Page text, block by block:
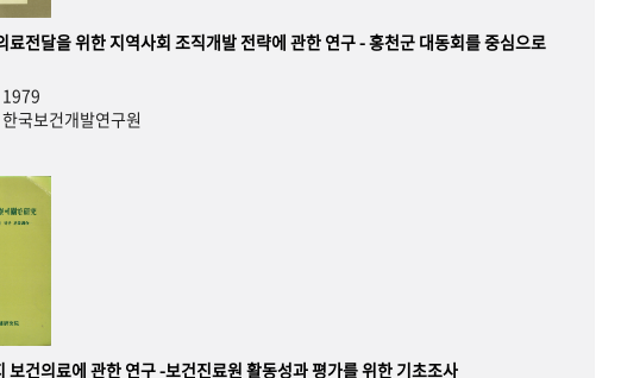
료전달을 위한 지역사회 조직개발 전략에 관한 연구 - 홍천군 대동회를 중심으로
1979
국보건개발연구원
보건의료에 관한 연구 -보건진료원 활동성과 평가를 위한 기초조사